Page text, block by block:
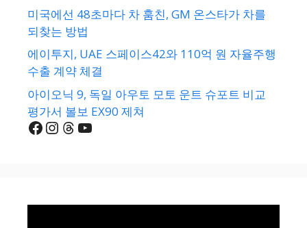
미국에선 48초마다 차 훔친, GM 온스타가 차를
되찾는 방법
에이투지, UAE 스페이스42와 110억 원 자율주행
수출 계약 체결
아이오닉 9, 독일 아우토 모토 운트 슈포트 비교
평가서 볼보 EX90 제쳐
Facebook
Instagram
Threads
YouTube